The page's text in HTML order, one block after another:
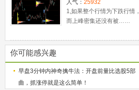
人气： 25932
1,如果整个行情为下跌行情，
而上峰密集还没有被……
你可能感兴趣
早盘3分钟内神奇擒牛法：开盘前量比选股5部
曲，抓涨停就是这么简单！